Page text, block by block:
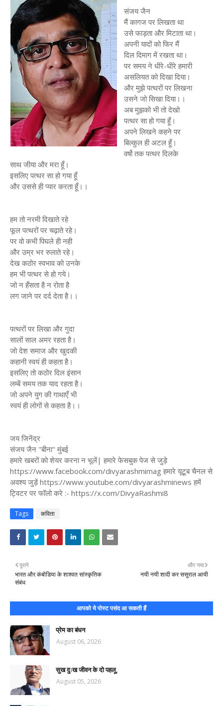
संजय जैन
मैं कागज पर लिखता था
उसे फाड़ता और मिटाता था।
अपनी यादों को फिर मैं
दिल दिमाग में रखता था।
पर समय ने धीरे-धीरे हमारी
असलियत को दिखा दिया।
और मुझे पत्थरों पर लिखना
उसने जो सिखा दिया।।
अब मुझको भी तो देखो
पत्थर सा हो गया हूँ।
अपने लिखने कहने पर
बिल्कुल ही अटल हूँ।
वर्षो तक पत्थर दिलके
साथ जीया और मरा हूँ।
इसलिए पत्थर सा हो गया हूँ
और उससे ही प्यार करता हूँ।।
हम तो नरमी दिखाते रहे
फूल पत्थरों पर चढ़ाते रहे।
पर वो कभी पिघले ही नही
और उम्र भर रुलाते रहे।
देख कठोर स्वभाव को उनके
हम भी पत्थर से हो गये।
जो न हँसता है न रोता है
लग जाने पर दर्द देता है।।
पत्थरों पर लिखा और गुदा
सालों साल अमर रहता है।
जो देश समाज और खुदकी
कहानी स्वयं ही कहता है।
इसलिए तो कठोर दिल इंसान
लम्बें समय तक याद रहता है।
जो अपने युग की गाथाएँ भी
स्वयं ही लोगों से कहता है।।
जय जिनेंद्र
संजय जैन "बीना" मुंबई
हमारे खबरों को शेयर करना न भूलें| हमारे फेसबुक पेज से जुड़े
https://www.facebook.com/divyarashmimag हमारे यूटूब चैनल से
अवश्य जुड़ें https://www.youtube.com/divyarashminews हमें
ट्विटर पर फॉलो करे :- https://x.com/DivyaRashmi8
Tags कविता
और नया
नयी नयी शादी कर ससुराल आयी
पुराने
भारत और कंबोडिया के शाश्वत सांस्कृतिक
संबंध
आपको ये पोस्ट पसंद आ सकती हैं
प्रेम का बंधन
August 06, 2026
सुख दुःख जीवन के दो पहलू,
August 05, 2026